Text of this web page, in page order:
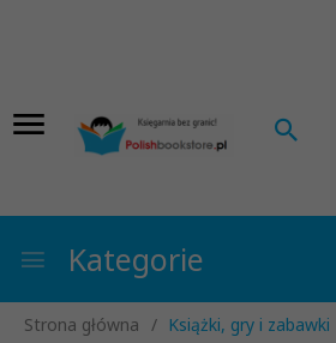
Kategorie
Strona główna Książki, gry i zabawki